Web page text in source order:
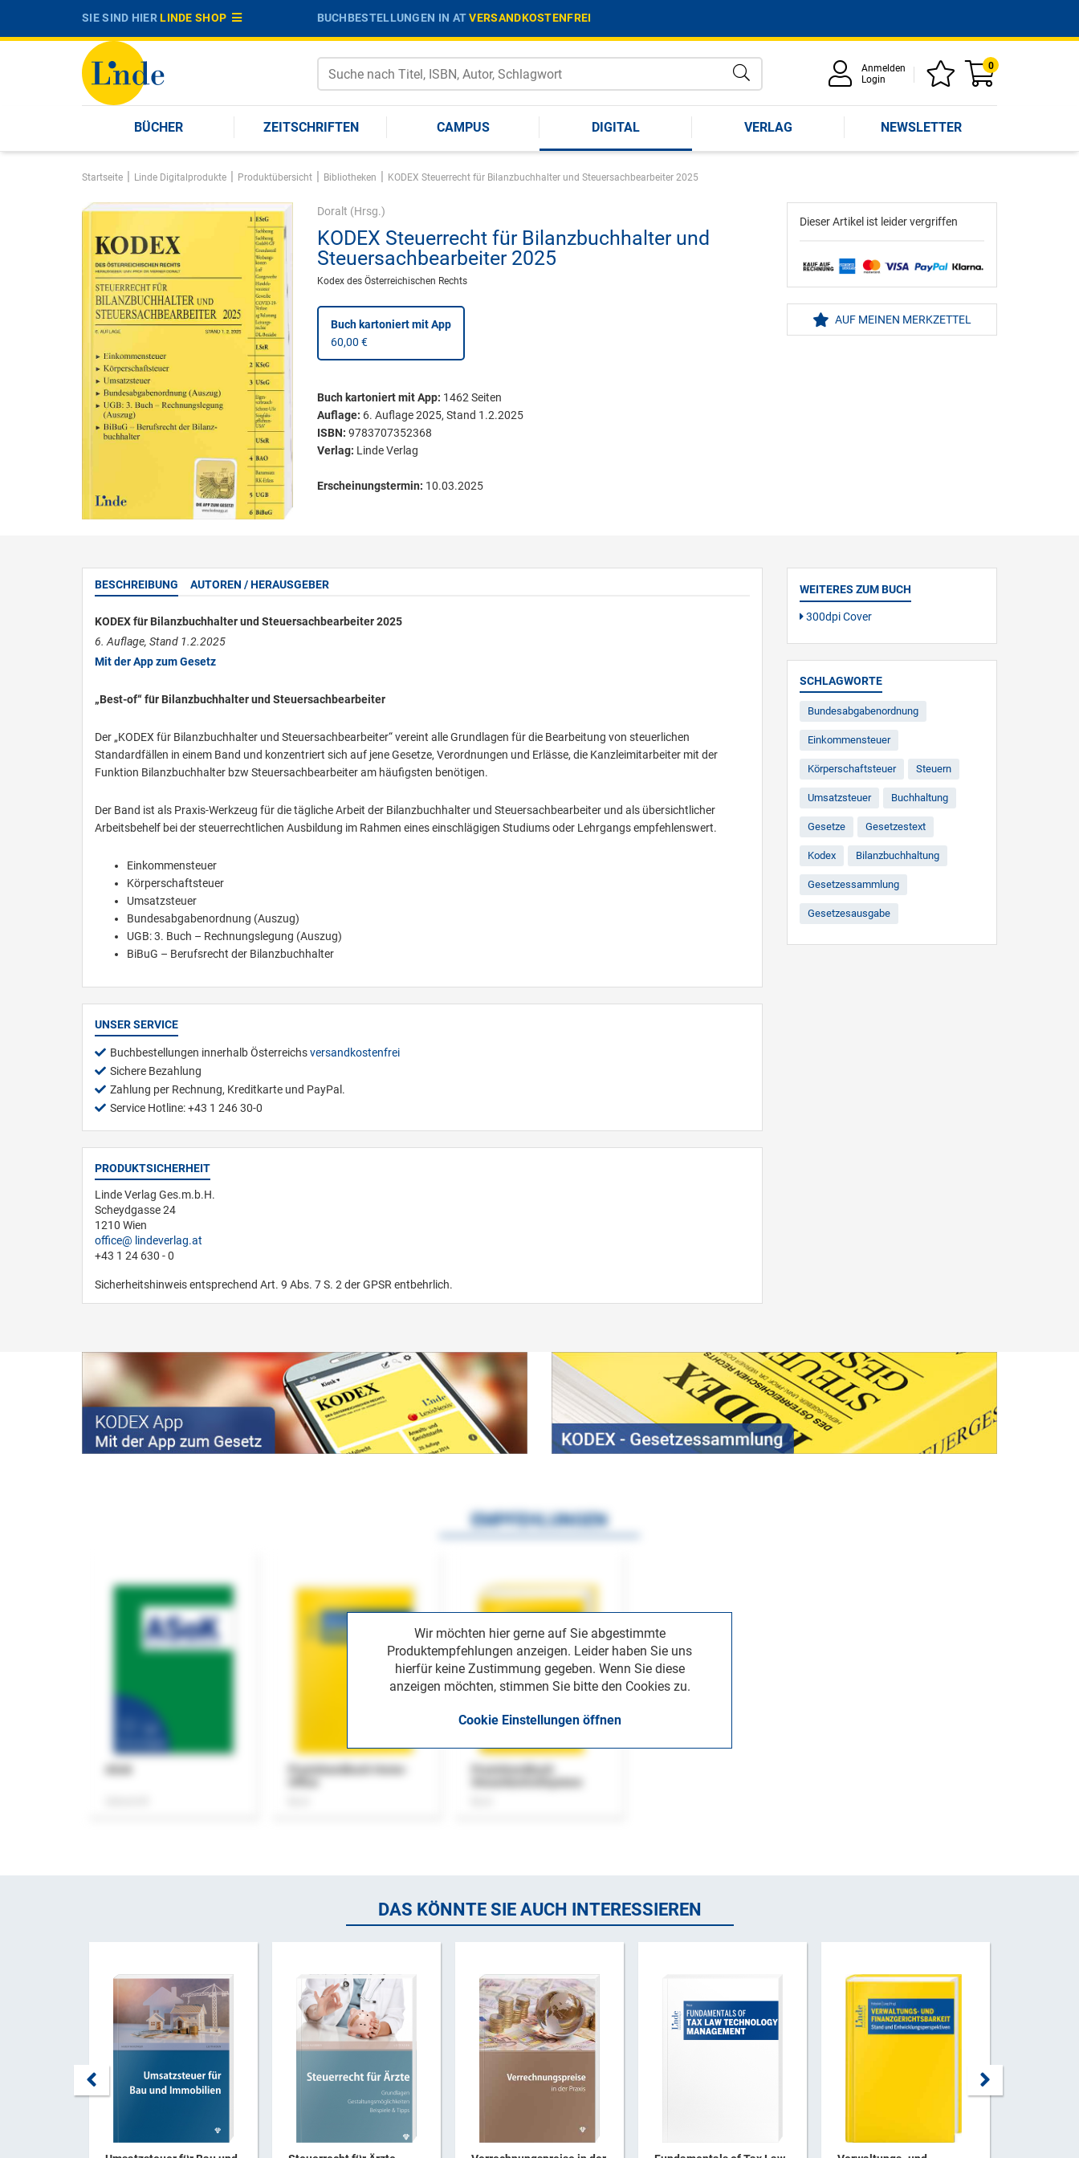
SIE SIND HIERLINDE SHOP BUCHBESTELLUNGEN IN ATVERSANDKOSTENFREI
Anmelden
Login
0
BÜCHER ZEITSCHRIFTEN CAMPUS DIGITAL VERLAG NEWSLETTER
Startseite | Linde Digitalprodukte | Produktübersicht | Bibliotheken | KODEX Steuerrecht für Bilanzbuchhalter und Steuersachbearbeiter 2025
Doralt (Hrsg.)
KODEX Steuerrecht für Bilanzbuchhalter und
Steuersachbearbeiter 2025
Kodex des Österreichischen Rechts
Buch kartoniertmit App
60,00 €
Buch kartoniertmit App: 1462 Seiten
Auflage: 6. Auflage 2025, Stand 1.2.2025
ISBN: 9783707352368
Verlag: Linde Verlag
Erscheinungstermin: 10.03.2025
Dieser Artikel ist leider vergriffen
AUF MEINEN MERKZETTEL
BESCHREIBUNG AUTOREN / HERAUSGEBER
KODEX für Bilanzbuchhalter und Steuersachbearbeiter 2025
6. Auflage, Stand 1.2.2025
Mit der App zum Gesetz
„Best-of“ für Bilanzbuchhalter und Steuersachbearbeiter
Der „KODEX für Bilanzbuchhalter und Steuersachbearbeiter“ vereint alle Grundlagen für die Bearbeitung von steuerlichen
Standardfällen in einem Band und konzentriert sich auf jene Gesetze, Verordnungen und Erlässe, die Kanzleimitarbeiter mit der
Funktion Bilanzbuchhalter bzw Steuersachbearbeiter am häufigsten benötigen.
Der Band ist als Praxis-Werkzeug für die tägliche Arbeit der Bilanzbuchhalter und Steuersachbearbeiter und als übersichtlicher
Arbeitsbehelf bei der steuerrechtlichen Ausbildung im Rahmen eines einschlägigen Studiums oder Lehrgangs empfehlenswert.
Einkommensteuer
Körperschaftsteuer
Umsatzsteuer
Bundesabgabenordnung (Auszug)
UGB: 3. Buch – Rechnungslegung (Auszug)
BiBuG – Berufsrecht der Bilanzbuchhalter
UNSER SERVICE
Buchbestellungen innerhalb Österreichsversandkostenfrei
Sichere Bezahlung
Zahlung per Rechnung, Kreditkarte und PayPal.
Service Hotline: +43 1 246 30-0
PRODUKTSICHERHEIT
Linde Verlag Ges.m.b.H.
Scheydgasse 24
1210 Wien
office
lindeverlag.at
+43 1 24 630 - 0
Sicherheitshinweis entsprechend Art. 9 Abs. 7 S. 2 der GPSR entbehrlich.
WEITERES ZUM BUCH
300dpi Cover
SCHLAGWORTE
Bundesabgabenordnung
Einkommensteuer
Körperschaftsteuer Steuern
Umsatzsteuer Buchhaltung
Gesetze Gesetzestext
Kodex Bilanzbuchhaltung
Gesetzessammlung
Gesetzesausgabe
Wir möchten hier gerne auf Sie abgestimmte
Produktempfehlungen anzeigen. Leider haben Sie uns
hierfür keine Zustimmung gegeben. Wenn Sie diese
anzeigen möchten, stimmen Sie bitte den Cookies zu.
Cookie Einstellungen öffnen
EMPFEHLUNGEN
Praxishandbuch Home-
Praxishandbuch
DAS KÖNNTE SIE AUCH INTERESSIEREN